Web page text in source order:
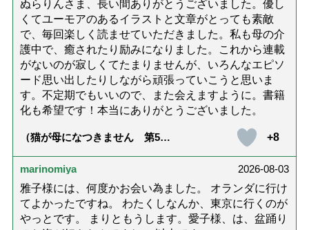
ぬらりんさま、長い間ありがとうございました。優し
くてユーモアのあるイラストと文章がとっても素敵
で、毎回楽しく読ませていただきました。私も母の介
護中で、癒されたり励みになりました。これから連載
がないのが寂しくてたまりませんが、いろんなエピソ
ード思い出したりしながら頑張っていこうと思いま
す。不定期でもいいので、また会えますように。書籍
化も希望です！本当にありがとうございました。
（猫が母になつきません 第500
+8
marinomiya
2026-08-03
雅子様には、何度かお会い為ました。 オランダに行け
てよかったですね。 わたくしなんか、東京に行くのが
やっとです。 まりともうします。愛子様、は、盆踊り